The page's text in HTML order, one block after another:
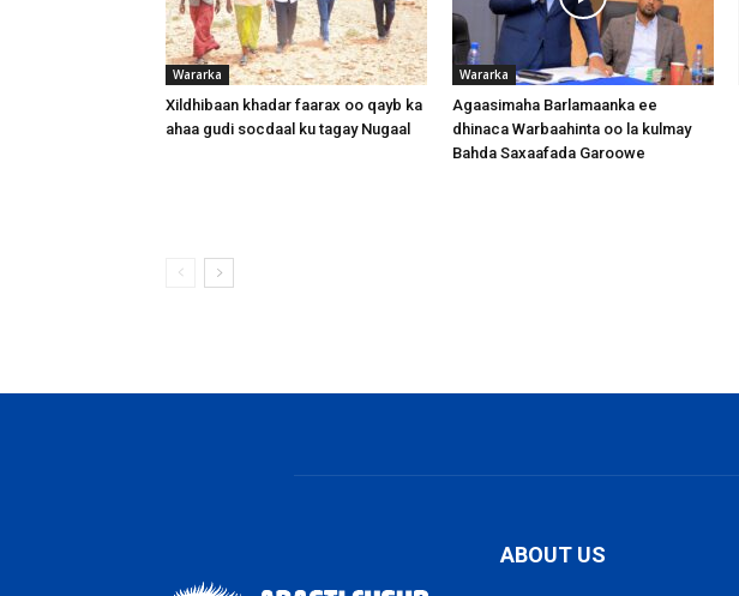
Wararka
Xildhibaan khadar faarax oo qayb ka
ahaa gudi socdaal ku tagay Nugaal
Wararka
Agaasimaha Barlamaanka ee
dhinaca Warbaahinta oo la kulmay
Bahda Saxaafada Garoowe
ABOUT US